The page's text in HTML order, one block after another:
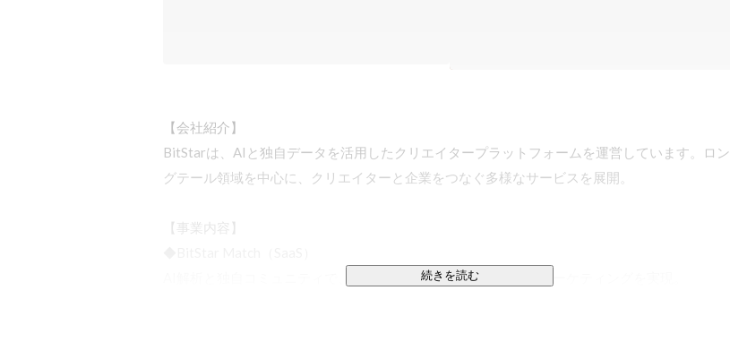
【会社紹介】
BitStarは、AIと独自データを活用したクリエイタープラットフォームを運営しています。ロン
グテール領域を中心に、クリエイターと企業をつなぐ多様なサービスを展開。
【事業内容】
AI解析と独自コミュニティで、再現性の高いインフルエンサーマーケティングを実現。
続きを読む